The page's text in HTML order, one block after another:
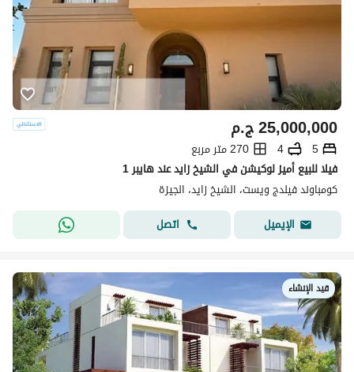
ج.م25,000,000
5
4
270 متر مربع
فيلا للبيع أميز لوكيشن في الشيخ زايد عند هايبر 1
كومباوند فيلدج ويست، الشيخ زايد، الجيزة
الإيميل
اتصل
قيد الإنشاء